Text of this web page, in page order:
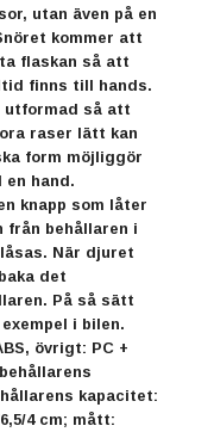
utan även på en
kommer att
flaskan så att
finns till hands.
utformad så att
raser lätt kan
form möjliggör
en hand.
knapp som låter
behållaren i
När djuret
det
På så sätt
i bilen.
övrigt: PC +
kapacitet:
4 cm; mått: